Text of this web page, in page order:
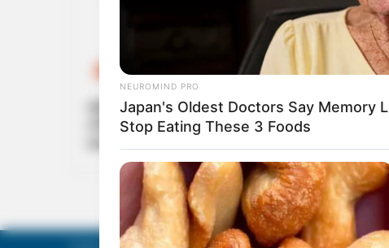
KERALA
തിരുവനന്തപുരത്ത് നാടന്‍ ബോംബ്
നിര്‍മാണത്തിനിടെ പൊട്ടിത്തെറി; 17 കാരന്റെ